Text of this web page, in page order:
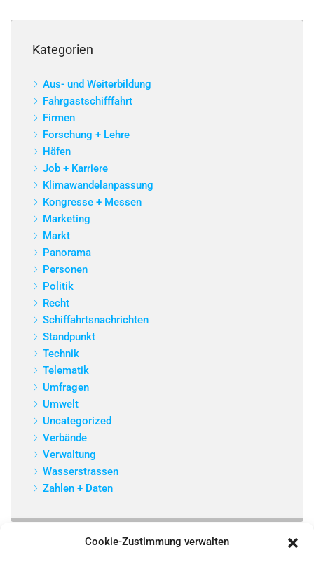
Cookie-Zustimmung verwalten
Kategorien
Aus- und Weiterbildung
Fahrgastschifffahrt
Firmen
Forschung + Lehre
Häfen
Job + Karriere
Klimawandelanpassung
Kongresse + Messen
Marketing
Markt
Panorama
Personen
Politik
Recht
Schiffahrtsnachrichten
Standpunkt
Technik
Telematik
Umfragen
Umwelt
Uncategorized
Verbände
Verwaltung
Wasserstrassen
Zahlen + Daten